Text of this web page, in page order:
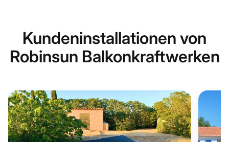
Kundeninstallationen von
Robinsun Balkonkraftwerken